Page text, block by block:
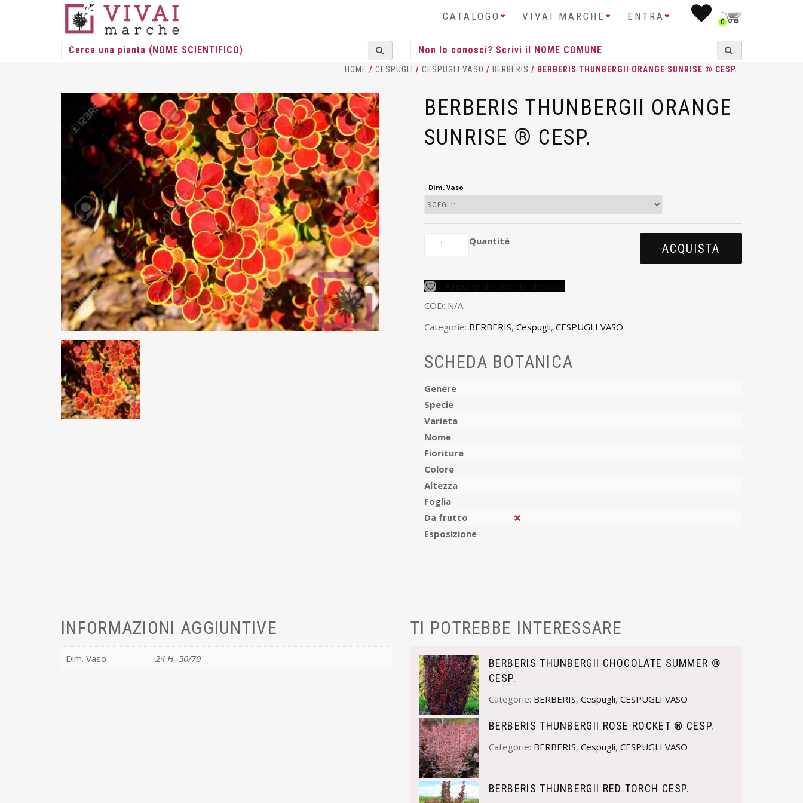
CATALOGO VIVAI MARCHE ENTRA 0
HOME / CESPUGLI / CESPUGLI VASO / BERBERIS / BERBERIS THUNBERGII ORANGE SUNRISE ® CESP.
BERBERIS THUNBERGII ORANGE
SUNRISE ® CESP.
Dim. Vaso
Quantità
ACQUISTA
COD: N/A
Categorie: BERBERIS, Cespugli, CESPUGLI VASO
SCHEDA BOTANICA
Genere
Specie
Varieta
Nome
Fioritura
Colore
Altezza
Foglia
Da frutto
Esposizione
INFORMAZIONI AGGIUNTIVE
Dim. Vaso 24 H=50/70
TI POTREBBE INTERESSARE
BERBERIS THUNBERGII CHOCOLATE SUMMER ®
CESP.
Categorie: BERBERIS, Cespugli, CESPUGLI VASO
BERBERIS THUNBERGII ROSE ROCKET ® CESP.
Categorie: BERBERIS, Cespugli, CESPUGLI VASO
BERBERIS THUNBERGII RED TORCH CESP.